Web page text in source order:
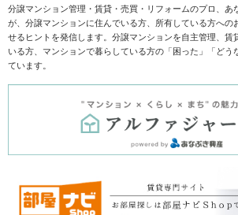
分譲マンション管理・賃貸・売買・リフォームのプロ、あ
が、分譲マンションに住んでいる方、所有している方への
せるヒントを発信します。分譲マンションを自主管理、賃
いる方、マンションで暮らしている方の「困った」「どう
ています。